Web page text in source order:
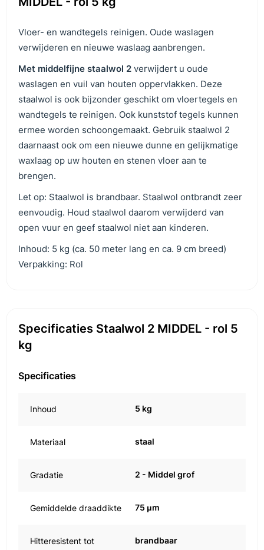
Vloer- en wandtegels reinigen. Oude waslagen
verwijderen en nieuwe waslaag aanbrengen.
Met middelfijne staalwol 2 verwijdert u oude
waslagen en vuil van houten oppervlakken. Deze
staalwol is ook bijzonder geschikt om vloertegels en
wandtegels te reinigen. Ook kunststof tegels kunnen
ermee worden schoongemaakt. Gebruik staalwol 2
daarnaast ook om een nieuwe dunne en gelijkmatige
waxlaag op uw houten en stenen vloer aan te
brengen.
Let op: Staalwol is brandbaar. Staalwol ontbrandt zeer
eenvoudig. Houd staalwol daarom verwijderd van
open vuur en geef staalwol niet aan kinderen.
Inhoud: 5 kg (ca. 50 meter lang en ca. 9 cm breed)
Verpakking: Rol
Specificaties Staalwol 2 MIDDEL - rol 5
kg
Specificaties
Inhoud 5 kg
Materiaal staal
Gradatie 2 - Middel grof
Gemiddelde draaddikte 75 μm
Hitteresistent tot brandbaar